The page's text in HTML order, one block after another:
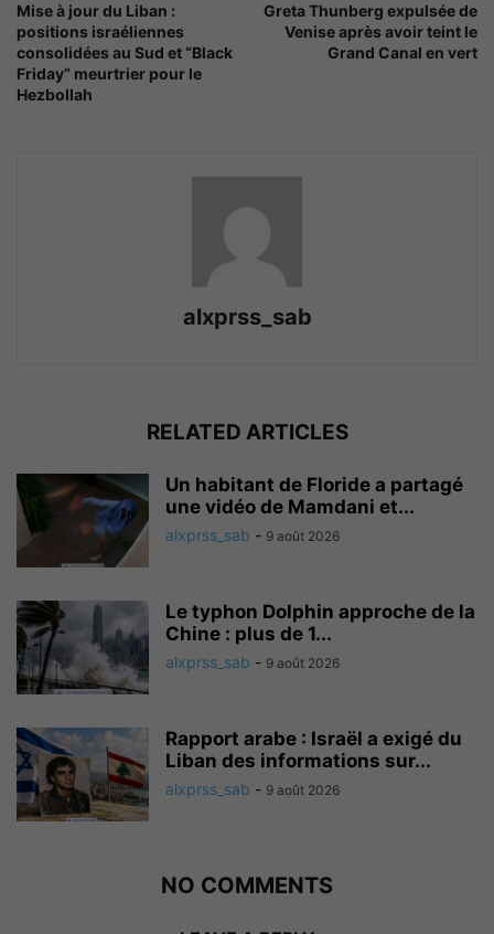
Mise à jour du Liban :
positions israéliennes
consolidées au Sud et “Black
Friday” meurtrier pour le
Hezbollah
Greta Thunberg expulsée de
Venise après avoir teint le
Grand Canal en vert
alxprss_sab
RELATED ARTICLES
Un habitant de Floride a partagé
une vidéo de Mamdani et...
alxprss_sab - 9 août 2026
Le typhon Dolphin approche de la
Chine : plus de 1...
alxprss_sab - 9 août 2026
Rapport arabe : Israël a exigé du
Liban des informations sur...
alxprss_sab - 9 août 2026
NO COMMENTS